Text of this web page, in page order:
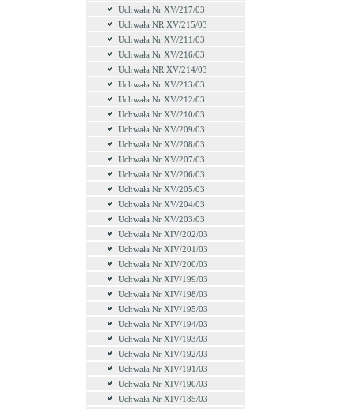
Uchwała Nr XV/217/03
Uchwała NR XV/215/03
Uchwała Nr XV/211/03
Uchwała Nr XV/216/03
Uchwała NR XV/214/03
Uchwała Nr XV/213/03
Uchwała Nr XV/212/03
Uchwała Nr XV/210/03
Uchwała Nr XV/209/03
Uchwała Nr XV/208/03
Uchwała Nr XV/207/03
Uchwała Nr XV/206/03
Uchwała Nr XV/205/03
Uchwała Nr XV/204/03
Uchwała Nr XV/203/03
Uchwała Nr XIV/202/03
Uchwała Nr XIV/201/03
Uchwała Nr XIV/200/03
Uchwała Nr XIV/199/03
Uchwała Nr XIV/198/03
Uchwała Nr XIV/195/03
Uchwała Nr XIV/194/03
Uchwała Nr XIV/193/03
Uchwała Nr XIV/192/03
Uchwała Nr XIV/191/03
Uchwała Nr XIV/190/03
Uchwała Nr XIV/185/03